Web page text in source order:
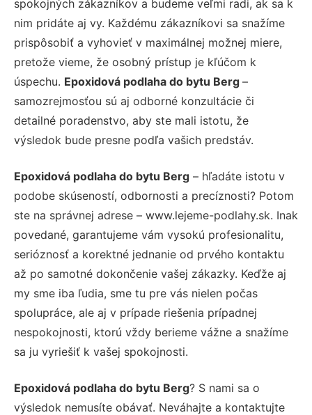
spokojných zákazníkov a budeme veľmi radi, ak sa k
nim pridáte aj vy. Každému zákazníkovi sa snažíme
prispôsobiť a vyhovieť v maximálnej možnej miere,
pretože vieme, že osobný prístup je kľúčom k
úspechu. Epoxidová podlaha do bytu Berg –
samozrejmosťou sú aj odborné konzultácie či
detailné poradenstvo, aby ste mali istotu, že
výsledok bude presne podľa vašich predstáv.
Epoxidová podlaha do bytu Berg – hľadáte istotu v
podobe skúseností, odbornosti a precíznosti? Potom
ste na správnej adrese – www.lejeme-podlahy.sk. Inak
povedané, garantujeme vám vysokú profesionalitu,
serióznosť a korektné jednanie od prvého kontaktu
až po samotné dokončenie vašej zákazky. Keďže aj
my sme iba ľudia, sme tu pre vás nielen počas
spolupráce, ale aj v prípade riešenia prípadnej
nespokojnosti, ktorú vždy berieme vážne a snažíme
sa ju vyriešiť k vašej spokojnosti.
Epoxidová podlaha do bytu Berg? S nami sa o
výsledok nemusíte obávať. Neváhajte a kontaktujte